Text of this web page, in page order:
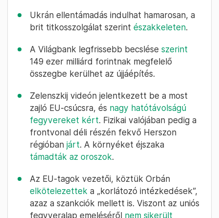
Ukrán ellentámadás indulhat hamarosan, a
brit titkosszolgálat szerint északkeleten.
A Világbank legfrissebb becslése szerint
149 ezer milliárd forintnak megfelelő
összegbe kerülhet az újjáépítés.
Zelenszkij videón jelentkezett be a most
zajló EU-csúcsra, és nagy hatótávolságú
fegyvereket kért. Fizikai valójában pedig a
frontvonal déli részén fekvő Herszon
régióban járt. A környéket éjszaka
támadták az oroszok.
Az EU-tagok vezetői, köztük Orbán
elkötelezettek a „korlátozó intézkedések”,
azaz a szankciók mellett is. Viszont az uniós
fegyveralap emeléséről nem sikerült